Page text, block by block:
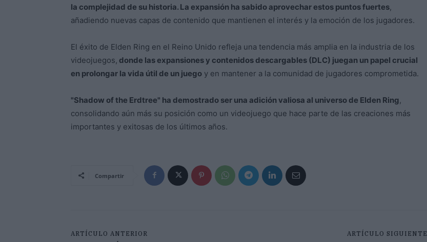
la complejidad de su historia. La expansión ha sabido aprovechar estos puntos fuertes,
añadiendo nuevas capas de contenido que mantienen el interés y la emoción de los jugadores.
El éxito de Elden Ring en el Reino Unido refleja una tendencia más amplia en la industria de los
videojuegos, donde las expansiones y contenidos descargables (DLC) juegan un papel crucial
en prolongar la vida útil de un juego y en mantener a la comunidad de jugadores comprometida.
"Shadow of the Erdtree" ha demostrado ser una adición valiosa al universo de Elden Ring,
consolidando aún más su posición como un videojuego que hace parte de las creaciones más
importantes y exitosas de los últimos años.
Compartir
ARTÍCULO ANTERIOR ARTÍCULO SIGUIENTE